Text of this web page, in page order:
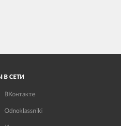
В СЕТИ
ВКонтакте
Odnoklassniki